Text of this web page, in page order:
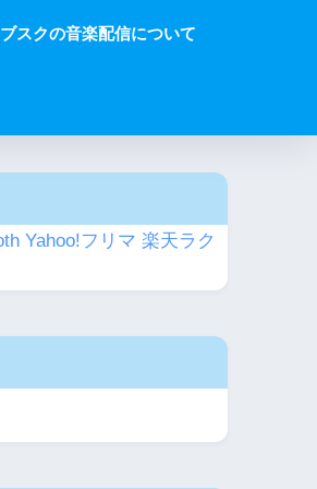
スクの音楽配信について
Yahoo!フリマ 楽天ラク